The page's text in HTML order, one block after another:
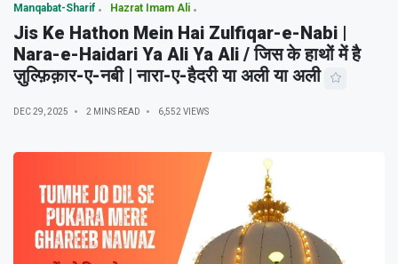
Manqabat-Sharif Hazrat Imam Ali
Jis Ke Hathon Mein Hai Zulfiqar-e-Nabi |
Nara-e-Haidari Ya Ali Ya Ali / जिस के हाथों में है
ज़ुल्फ़िक़ार-ए-नबी | नारा-ए-हैदरी या अली या अली
DEC 29, 2025 2 MINS READ 6,552 VIEWS